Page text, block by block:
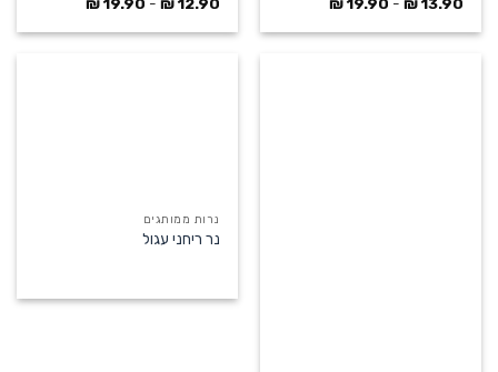
נרות ממותגים
נר ריחני עגול